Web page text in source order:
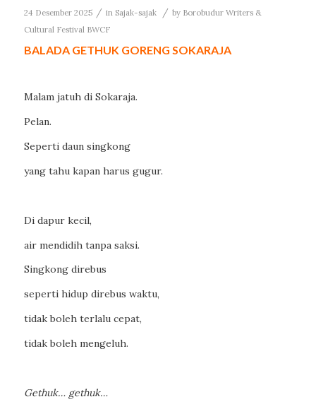
24 Desember 2025 / in Sajak-sajak / by Borobudur Writers &
Cultural Festival BWCF
BALADA GETHUK GORENG SOKARAJA
Malam jatuh di Sokaraja.
Pelan.
Seperti daun singkong
yang tahu kapan harus gugur.
Di dapur kecil,
air mendidih tanpa saksi.
Singkong direbus
seperti hidup direbus waktu,
tidak boleh terlalu cepat,
tidak boleh mengeluh.
Gethuk… gethuk…